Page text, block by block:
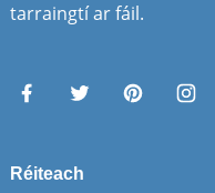
tarraingtí ar fáil.
Réiteach